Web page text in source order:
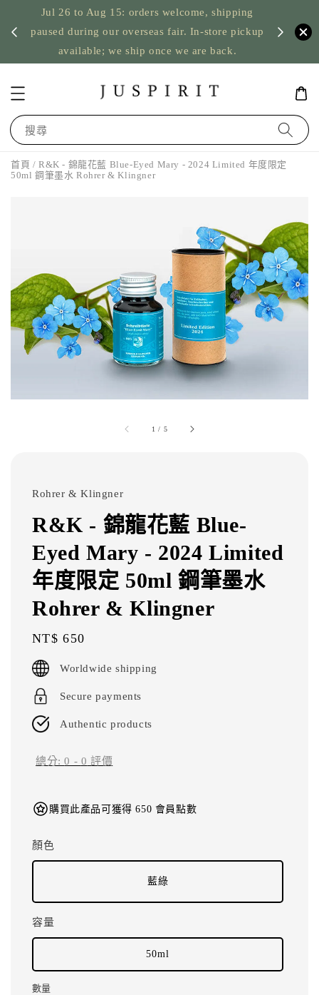
Jul 26 to Aug 15: orders welcome, shipping
paused during our overseas fair. In-store pickup
available; we ship once we are back.
US
搜尋
首頁 / R&K - 錦龍花藍 Blue-Eyed Mary - 2024 Limited 年度限定
50ml 鋼筆墨水 Rohrer & Klingner
1 / 5
Rohrer & Klingner
R&K - 錦龍花藍 Blue-
Eyed Mary - 2024 Limited
年度限定 50ml 鋼筆墨水
Rohrer & Klingner
Regular
price
NT$ 650
Worldwide shipping
Secure payments
Authentic products
總分:0 - 0 評價
購買此產品可獲得 650 會員點數
顏色
藍綠
容量
50ml
數量